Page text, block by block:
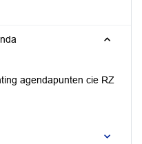
agendapunten cie RZ